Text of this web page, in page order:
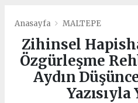
Anasayfa MALTEPE
Zihinsel
Özgürleşme
Aydın
Yazısıyla